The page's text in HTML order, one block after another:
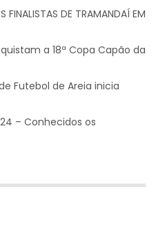
FINALISTAS DE TRAMANDAÍ EM
a 18ª Copa Capão da
Futebol de Areia inicia
– Conhecidos os